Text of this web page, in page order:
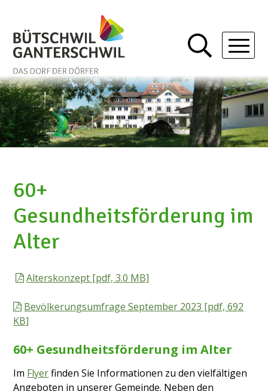
Navigieren in Bütschwil-
60+
Gesundheitsförderung im
Alter
Alterskonzept [pdf, 3.0 MB]
Bevölkerungsumfrage September 2023 [pdf, 692
KB]
60+ Gesundheitsförderung im Alter
Im Flyerfinden Sie Informationen zu den vielfältigen
Angeboten in unserer Gemeinde. Neben den